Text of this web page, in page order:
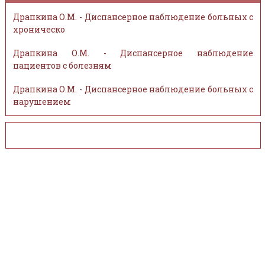
Драпкина О.М. - Диспансерное наблюдение больных с
хроническо
Драпкина О.М. - Диспансерное наблюдение
пациентов с болезням
Драпкина О.М. - Диспансерное наблюдение больных с
нарушением